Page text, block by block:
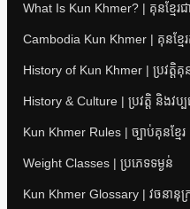
What Is Kun Khmer? | គុនខ្មែរជ
Cambodia Kun Khmer | គុនខ្មែរ
History of Kun Khmer | ប្រវត្តិគុន
History & Culture | ប្រវត្តិ និងវប្
Kun Khmer Rules | ច្បាប់គុនខ្មែរ
Weight Classes | ប្រភេទទម្ងន់
Kun Khmer Glossary | វចនានុក្រ